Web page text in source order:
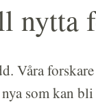
nytta
som kan